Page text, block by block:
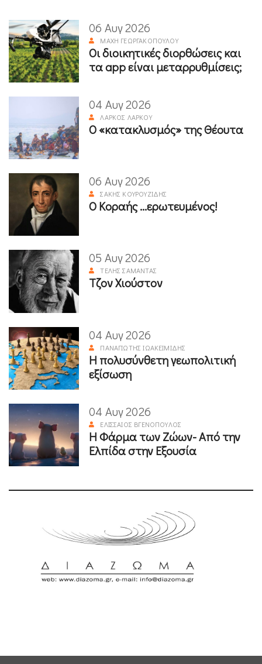
06 Αυγ 2026
ΜΆΧΗ ΓΕΩΡΓΑΚΟΠΟΎΛΟΥ
Οι διοικητικές διορθώσεις και
τα app είναι μεταρρυθμίσεις;
04 Αυγ 2026
ΛΆΡΚΟΣ ΛΆΡΚΟΥ
Ο «κατακλυσμός» της Θέουτα
06 Αυγ 2026
ΣΆΚΗΣ ΚΟΥΡΟΥΖΊΔΗΣ
Ο Κοραής ...ερωτευμένος!
05 Αυγ 2026
ΤΈΛΗΣ ΣΑΜΑΝΤΆΣ
Τζον Χιούστον
04 Αυγ 2026
ΠΑΝΑΓΙΏΤΗΣ ΙΩΑΚΕΙΜΊΔΗΣ
Η πολυσύνθετη γεωπολιτική
εξίσωση
04 Αυγ 2026
ΕΛΙΣΣΑΊΟΣ ΒΓΕΝΌΠΟΥΛΟΣ
Η Φάρμα των Ζώων- Από την
Ελπίδα στην Εξουσία